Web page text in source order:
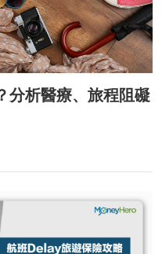
析醫療、旅程阻礙